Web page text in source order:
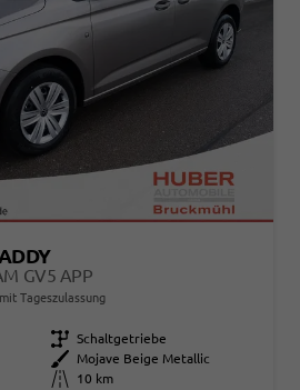
GV5 APP
Tageszulassung
Getriebe Schaltgetriebe
Außenfarbe
Mojave Beige Metallic
Kilometerstand
10 km